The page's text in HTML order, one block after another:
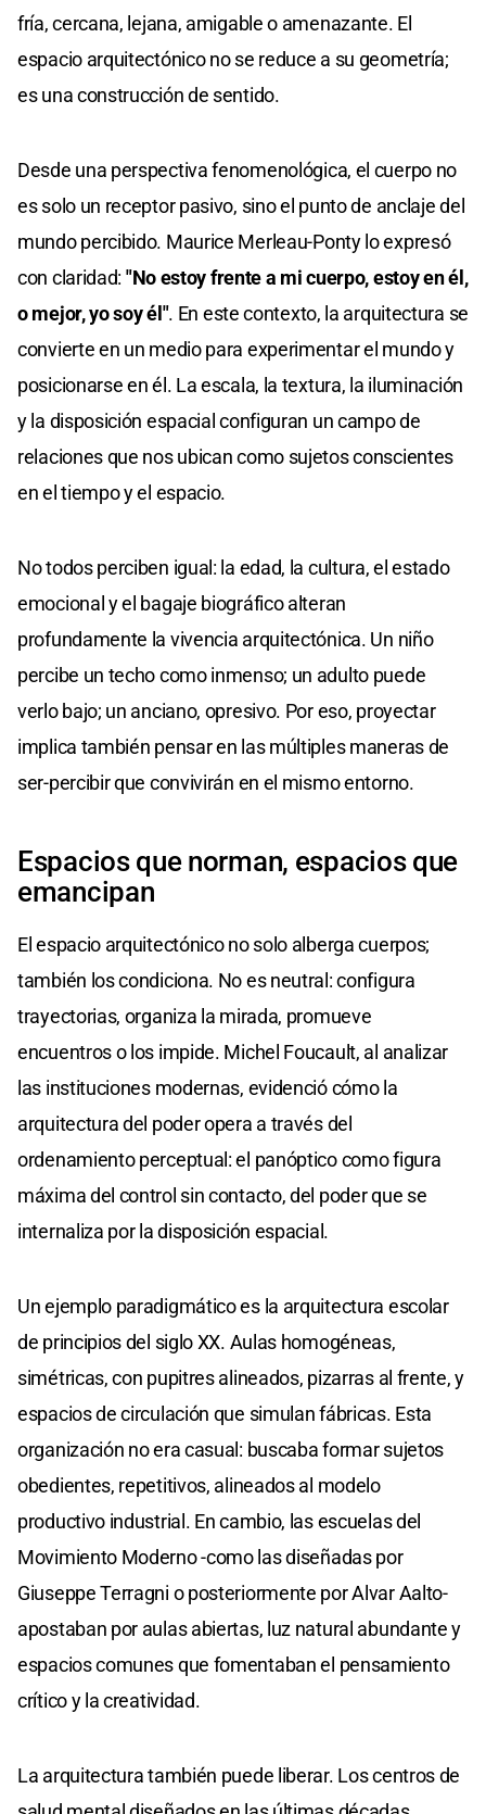
fría, cercana, lejana, amigable o amenazante. El
espacio arquitectónico no se reduce a su geometría;
es una construcción de sentido.
Desde una perspectiva fenomenológica, el cuerpo no
es solo un receptor pasivo, sino el punto de anclaje del
mundo percibido. Maurice Merleau-Ponty lo expresó
con claridad: "No estoy frente a mi cuerpo, estoy en él,
o mejor, yo soy él". En este contexto, la arquitectura se
convierte en un medio para experimentar el mundo y
posicionarse en él. La escala, la textura, la iluminación
y la disposición espacial configuran un campo de
relaciones que nos ubican como sujetos conscientes
en el tiempo y el espacio.
No todos perciben igual: la edad, la cultura, el estado
emocional y el bagaje biográfico alteran
profundamente la vivencia arquitectónica. Un niño
percibe un techo como inmenso; un adulto puede
verlo bajo; un anciano, opresivo. Por eso, proyectar
implica también pensar en las múltiples maneras de
ser-percibir que convivirán en el mismo entorno.
Espacios que norman, espacios que
emancipan
El espacio arquitectónico no solo alberga cuerpos;
también los condiciona. No es neutral: configura
trayectorias, organiza la mirada, promueve
encuentros o los impide. Michel Foucault, al analizar
las instituciones modernas, evidenció cómo la
arquitectura del poder opera a través del
ordenamiento perceptual: el panóptico como figura
máxima del control sin contacto, del poder que se
internaliza por la disposición espacial.
Un ejemplo paradigmático es la arquitectura escolar
de principios del siglo XX. Aulas homogéneas,
simétricas, con pupitres alineados, pizarras al frente, y
espacios de circulación que simulan fábricas. Esta
organización no era casual: buscaba formar sujetos
obedientes, repetitivos, alineados al modelo
productivo industrial. En cambio, las escuelas del
Movimiento Moderno -como las diseñadas por
Giuseppe Terragni o posteriormente por Alvar Aalto-
apostaban por aulas abiertas, luz natural abundante y
espacios comunes que fomentaban el pensamiento
crítico y la creatividad.
La arquitectura también puede liberar. Los centros de